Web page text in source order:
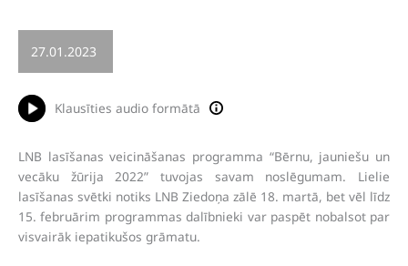
27.01.2023
Klausīties audio formātā
LNB lasīšanas veicināšanas programma “Bērnu, jauniešu un
vecāku žūrija 2022” tuvojas savam noslēgumam. Lielie
lasīšanas svētki notiks LNB Ziedoņa zālē 18. martā, bet vēl līdz
15. februārim programmas dalībnieki var paspēt nobalsot par
visvairāk iepatikušos grāmatu.